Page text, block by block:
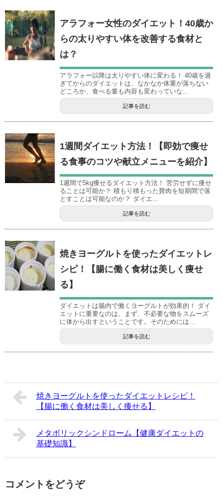
アラフォー女性のダイエット！40歳か
らの太りやすい体を改善する食材と
は？
アラフォー以降は太りやすい体に変わる！ 40歳を過
ぎてからのダイエットは、なかなか体重が落ちない
どころか、食べる量も内容も変わっていな...
記事を読む
1週間ダイエット方法！【即効で痩せ
る食事のコツや献立メニューを紹介】
1週間で5kg痩せるダイエット方法！ 苦労せずに痩せ
ることは可能か？ 積もり積もった贅肉を短期間で落
とすことは可能なのか？ ダイエ...
記事を読む
焼きヨーグルトを使ったダイエットレ
シピ！【腸に働く食材は美しく痩せ
る】
ダイエットは腸内で働くヨーグルトが効果的！ ダイ
エットに重要なのは、まず、不必要な物をスムーズ
に体から出すということです。そのためには...
記事を読む
焼きヨーグルトを使ったダイエットレシピ！
【腸に働く食材は美しく痩せる】
メタボリックシンドローム【健康ダイエットの
基礎知識】
コメントをどうぞ